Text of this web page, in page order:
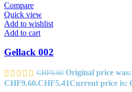
Compare
Quick view
Add to wishlist
Add to cart
Gellack 002
CHF9.60 Original price was:
CHF9.60.CHF5.41Current price is: